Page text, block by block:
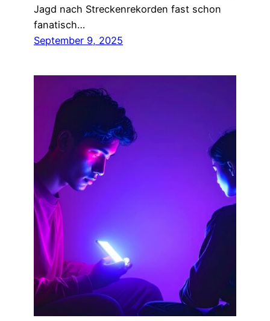
Jagd nach Streckenrekorden fast schon
fanatisch…
September 9, 2025